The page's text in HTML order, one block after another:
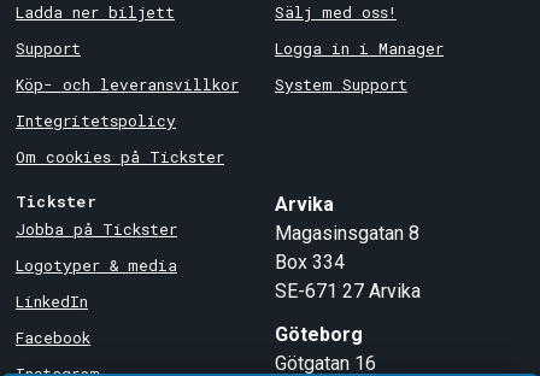
Ladda ner biljett
Support
Köp- och leveransvillkor
Integritetspolicy
Om cookies på Tickster
Sälj med oss!
Logga in i Manager
System Support
Tickster
Jobba på Tickster
Logotyper & media
LinkedIn
Facebook
Arvika
Magasinsgatan 8
Box 334
SE-671 27 Arvika
Göteborg
Götgatan 16